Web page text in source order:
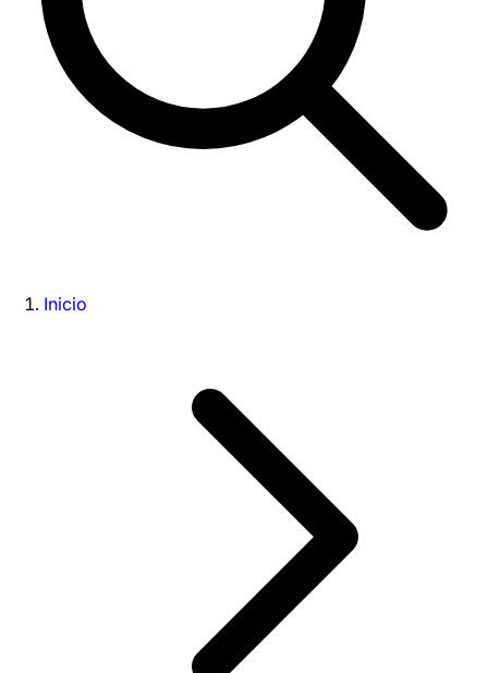
Inicio